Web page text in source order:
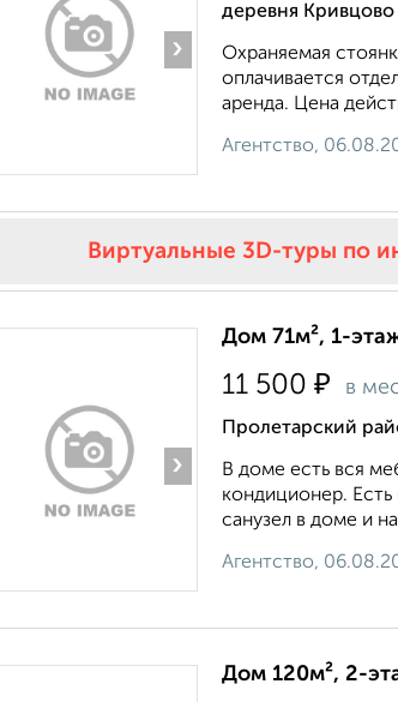
›
деревня Кривцово
Охраняемая
оплачивается
аренда. Цена
Агентство,
Виртуальные 3D-туры по
›
Дом 71м², 1-
11 500 ₽ в
Пролетарский
В доме есть вся
кондиционер.
санузел в доме и
Агентство,
Дом 120м², 2-